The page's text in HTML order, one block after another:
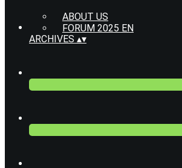
ABOUT US
FORUM 2025 EN
ARCHIVES ▴▾